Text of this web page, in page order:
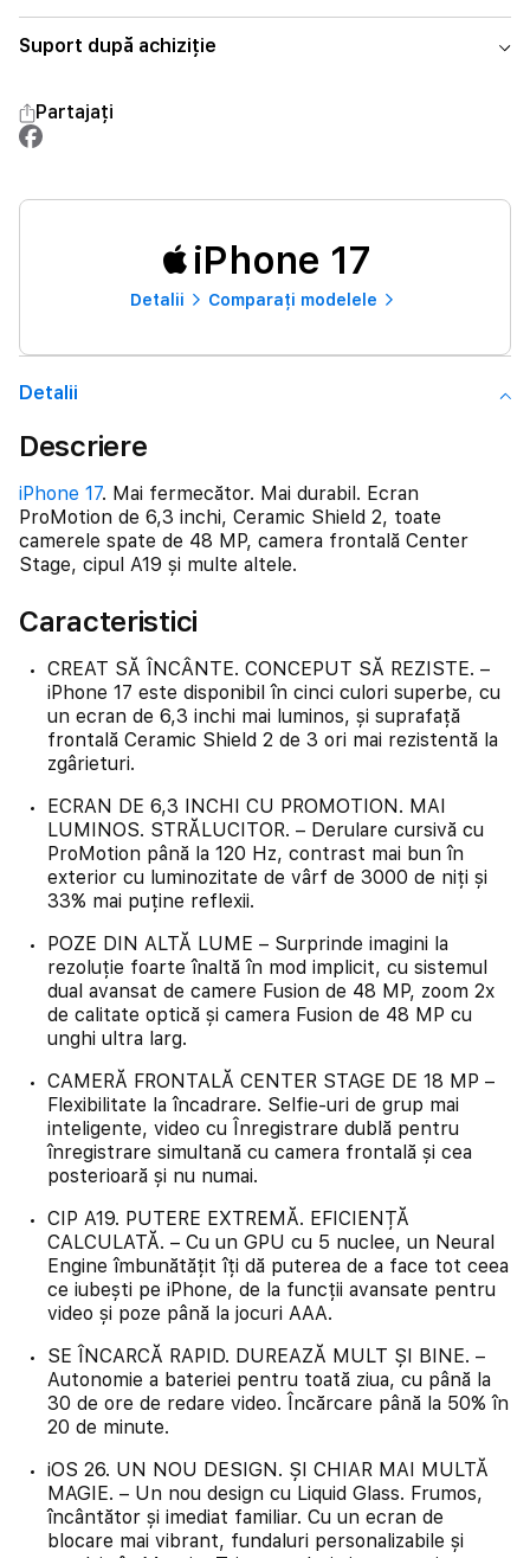
Suport după achiziție
Partajați
iPhone 17
Detalii Comparați modelele
Detalii
Descriere
iPhone 17. Mai fermecător. Mai durabil. Ecran
ProMotion de 6,3 inchi, Ceramic Shield 2, toate
camerele spate de 48 MP, camera frontală Center
Stage, cipul A19 și multe altele.
Caracteristici
CREAT SĂ ÎNCÂNTE. CONCEPUT SĂ REZISTE. –
iPhone 17 este disponibil în cinci culori superbe, cu
un ecran de 6,3 inchi mai luminos, și suprafață
frontală Ceramic Shield 2 de 3 ori mai rezistentă la
zgârieturi.
ECRAN DE 6,3 INCHI CU PROMOTION. MAI
LUMINOS. STRĂLUCITOR. – Derulare cursivă cu
ProMotion până la 120 Hz, contrast mai bun în
exterior cu luminozitate de vârf de 3000 de niți și
33% mai puține reflexii.
POZE DIN ALTĂ LUME – Surprinde imagini la
rezoluție foarte înaltă în mod implicit, cu sistemul
dual avansat de camere Fusion de 48 MP, zoom 2x
de calitate optică și camera Fusion de 48 MP cu
unghi ultra larg.
CAMERĂ FRONTALĂ CENTER STAGE DE 18 MP –
Flexibilitate la încadrare. Selfie-uri de grup mai
inteligente, video cu Înregistrare dublă pentru
înregistrare simultană cu camera frontală și cea
posterioară și nu numai.
CIP A19. PUTERE EXTREMĂ. EFICIENȚĂ
CALCULATĂ. – Cu un GPU cu 5 nuclee, un Neural
Engine îmbunătățit îți dă puterea de a face tot ceea
ce iubești pe iPhone, de la funcții avansate pentru
video și poze până la jocuri AAA.
SE ÎNCARCĂ RAPID. DUREAZĂ MULT ȘI BINE. –
Autonomie a bateriei pentru toată ziua, cu până la
30 de ore de redare video. Încărcare până la 50% în
20 de minute.
iOS 26. UN NOU DESIGN. ȘI CHIAR MAI MULTĂ
MAGIE. – Un nou design cu Liquid Glass. Frumos,
încântător și imediat familiar. Cu un ecran de
blocare mai vibrant, fundaluri personalizabile și